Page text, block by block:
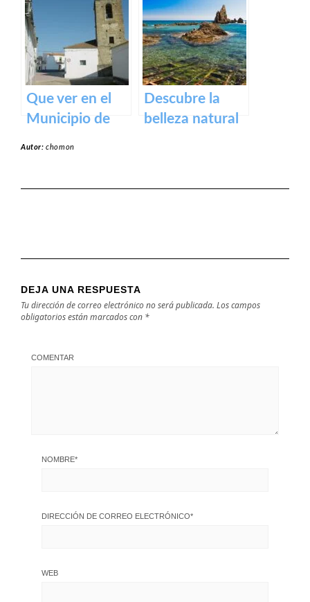
Puente Romano
de Alcántara
Jerte – Turismo
y actividades al
aire libre
Que ver en el
Municipio de
Descubre la
belleza natural
Autor:chomon
DEJA UNA RESPUESTA
Tu dirección de correo electrónico no será publicada. Los campos
obligatorios están marcados con *
COMENTAR
NOMBRE*
DIRECCIÓN DE CORREO ELECTRÓNICO*
WEB